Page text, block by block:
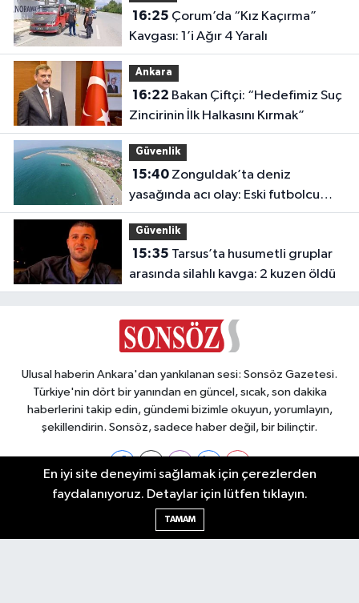
16:25
Kavgası: 1’i Ağır 4 Yaralı
Ankara
16:22
Zincirinin İlk Halkasını Kırmak”
Güvenlik
15:40Zonguldak’ta deniz
yasağında acı olay: Eski futbolcu
Hakan Ergin hayatını kaybetti
Güvenlik
15:35
arasında silahlı kavga: 2 kuzen öldü
Ulusal haberin Ankara'dan yankılanan sesi: Sonsöz Gazetesi.
Türkiye'nin dört bir yanından en güncel, sıcak, son dakika
haberlerini takip edin, gündemi bizimle okuyun, yorumlayın,
şekillendirin. Sonsöz, sadece haber değil, bir bilinçtir.
Ankara Nöbetçi Eczaneler
En iyi site deneyimi sağlamak için çerezlerden
faydalanıyoruz. Detaylar için lütfen tıklayın.
TAMAM